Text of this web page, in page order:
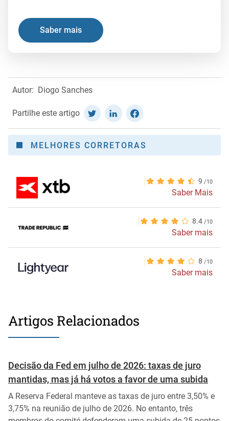
Saber mais
Autor: Diogo Sanches
Partilhe este artigo
MELHORES CORRETORAS
9
Saber Mais
8.4
Saber mais
8
Saber mais
Artigos Relacionados
Decisão da Fed em julho de 2026: taxas de juro
mantidas, mas já há votos a favor de uma subida
A Reserva Federal manteve as taxas de juro entre 3,50% e
3,75% na reunião de julho de 2026. No entanto, três